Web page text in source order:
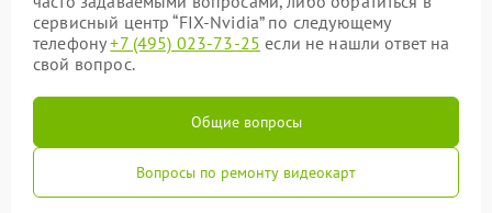
сервисный центр “FIX-Nvidia” по следующему
телефону+7 (495) 023-73-25 если не нашли ответ на
свой вопрос.
Общие вопросы
Вопросы по ремонту видеокарт